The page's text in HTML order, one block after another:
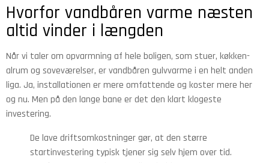
Hvorfor vandbåren varme næsten
altid vinder i længden
Når vi taler om opvarmning af hele boligen, som stuer, køkken-
alrum og soveværelser, er vandbåren gulvvarme i en helt anden
liga. Ja, installationen er mere omfattende og koster mere her
og nu. Men på den lange bane er det den klart klogeste
investering.
De lave driftsomkostninger gør, at den større
startinvestering typisk tjener sig selv hjem over tid.